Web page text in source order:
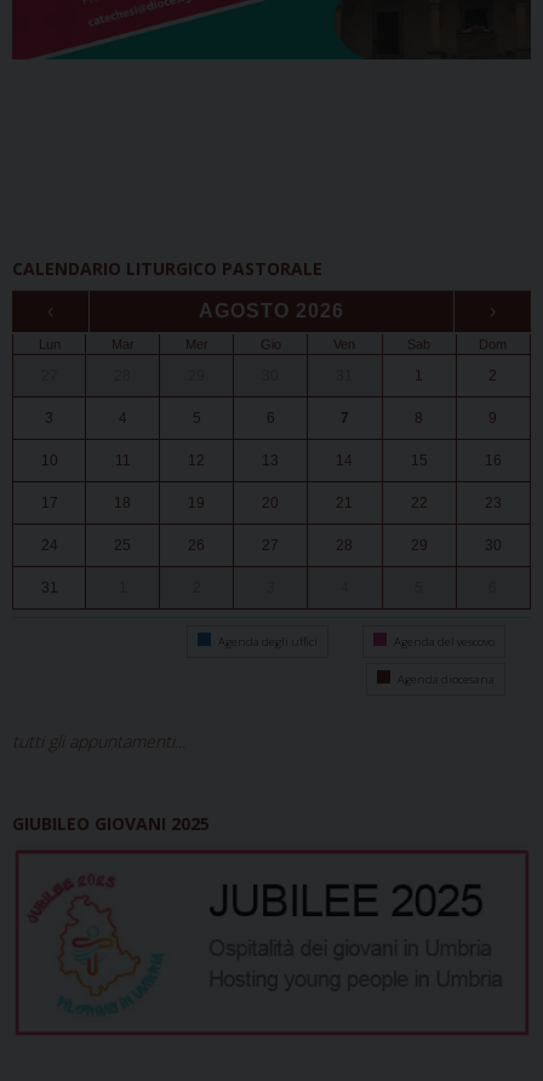
CALENDARIO LITURGICO PASTORALE
‹ AGOSTO 2026 ›
Lun Mar Mer Gio Ven Sab Dom
1 2
3 4 5 6 7 8 9
10 11 12 13 14 15 16
17 18 19 20 21 22 23
24 25 26 27 28 29 30
31
Agenda degli uffici Agenda del vescovo
Agenda diocesana
tutti gli appuntamenti...
GIUBILEO GIOVANI 2025